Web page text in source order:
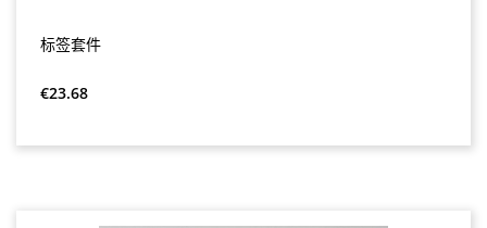
标签套件
Regular price:
€23.68